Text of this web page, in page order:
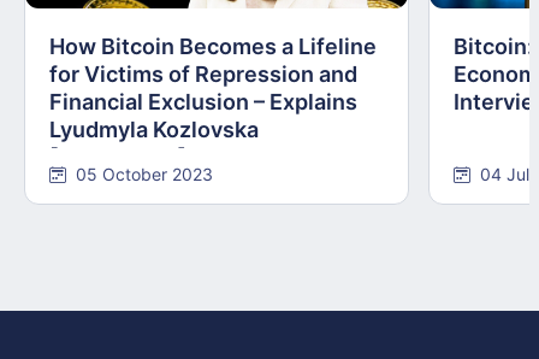
How Bitcoin Becomes a Lifeline
for Victims of Repression and
Financial Exclusion – Explains
Lyudmyla Kozlovska
05 October 2023
Bitcoin:
04